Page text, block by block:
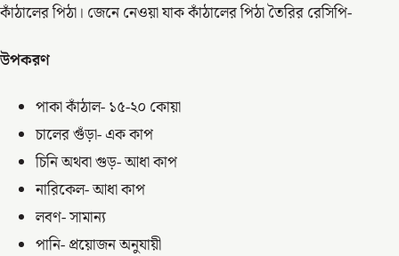
কাঁঠালের পিঠা। জেনে নেওয়া যাক কাঁঠালের পিঠা তৈরির রেসিপি-
উপকরণ
পাকা কাঁঠাল- ১৫-২০ কোয়া
চালের গুঁড়া- এক কাপ
চিনি অথবা গুড়- আধা কাপ
নারিকেল- আধা কাপ
লবণ- সামান্য
পানি- প্রয়োজন অনুযায়ী